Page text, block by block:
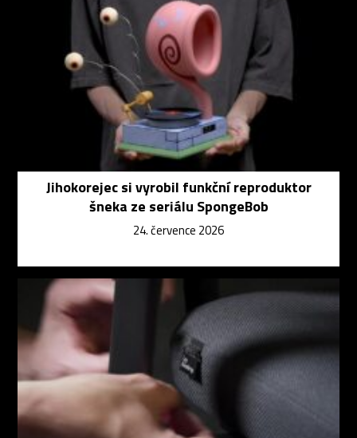
Jihokorejec si vyrobil funkční reproduktor
šneka ze seriálu SpongeBob
24. července 2026